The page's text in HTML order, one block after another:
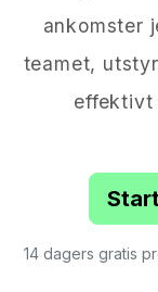
ankomster
teamet,
effektivt
14 dagers gratis